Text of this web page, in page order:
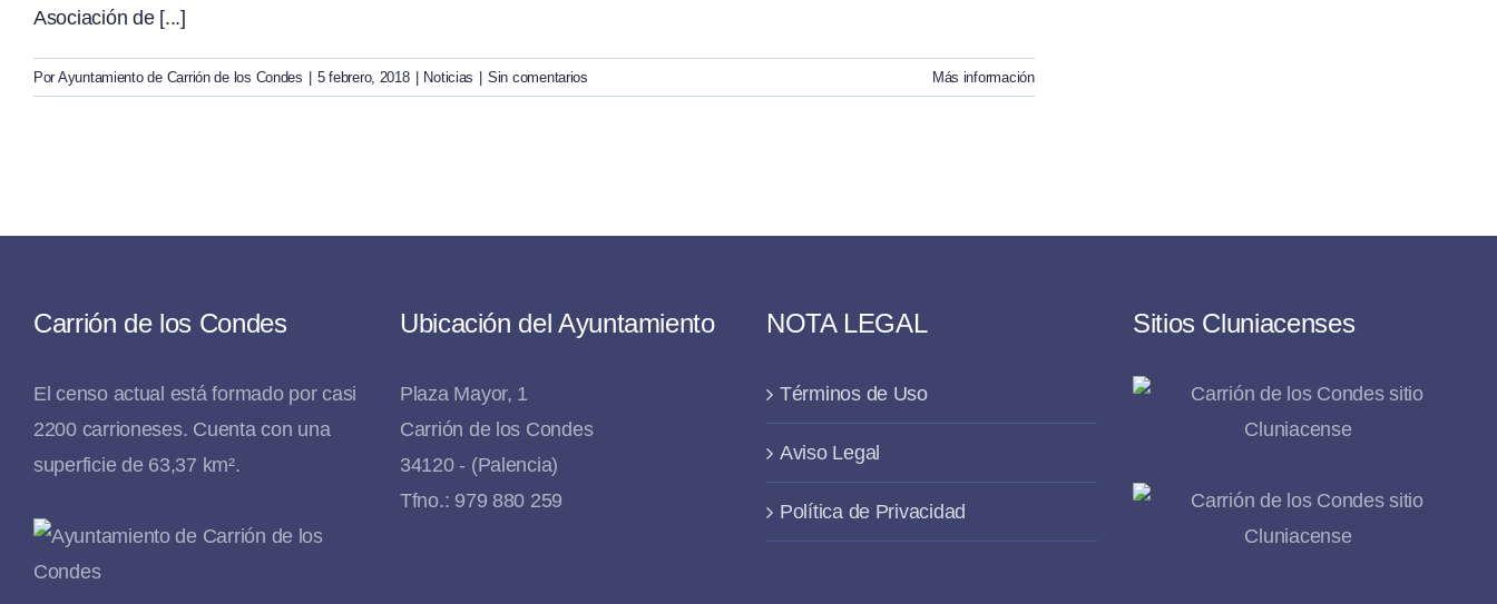
Asociación de [...]
Por Ayuntamiento de Carrión de los Condes 5 febrero, 2018 Noticias Sin comentarios Más información
Carrión de los Condes
El censo actual está formado por casi
2200 carrioneses. Cuenta con una
superficie de 63,37 km².
Ubicación del Ayuntamiento
Plaza Mayor, 1
Carrión de los Condes
34120 - (Palencia)
Tfno.: 979 880 259
NOTA LEGAL
Términos de Uso
Aviso Legal
Política de Privacidad
Sitios Cluniacenses